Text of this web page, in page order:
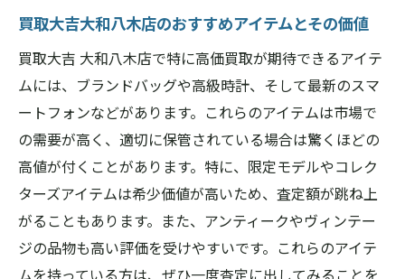
買取大吉大和八木店のおすすめアイテムとその価値
買取大吉 大和八木店で特に高価買取が期待できるアイテ
ムには、ブランドバッグや高級時計、そして最新のスマ
ートフォンなどがあります。これらのアイテムは市場で
の需要が高く、適切に保管されている場合は驚くほどの
高値が付くことがあります。特に、限定モデルやコレク
ターズアイテムは希少価値が高いため、査定額が跳ね上
がることもあります。また、アンティークやヴィンテー
ジの品物も高い評価を受けやすいです。これらのアイテ
ムを持っている方は、ぜひ一度査定に出してみることを